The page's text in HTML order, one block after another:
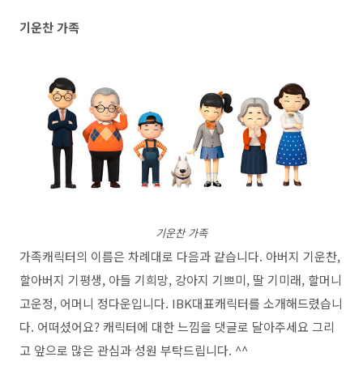
기운찬 가족
기운찬 가족
가족캐릭터의 이름은 차례대로 다음과 같습니다. 아버지 기운찬,
할아버지 기평생, 아들 기희망, 강아지 기쁘미, 딸 기미래, 할머니
고운정, 어머니 정다운입니다. IBK대표캐릭터를 소개해드렸습니
다. 어떠셨어요? 캐릭터에 대한 느낌을 댓글로 달아주세요 그리
고 앞으로 많은 관심과 성원 부탁드립니다. ^^